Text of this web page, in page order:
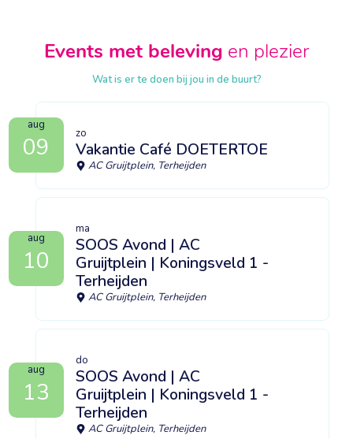
Events met beleving en plezier
Wat is er te doen bij jou in de buurt?
aug
09 zo
Vakantie Café DOETERTOE
AC Gruijtplein, Terheijden
aug
10
ma
SOOS Avond | AC
Gruijtplein | Koningsveld 1 -
Terheijden
AC Gruijtplein, Terheijden
aug
13
do
SOOS Avond | AC
Gruijtplein | Koningsveld 1 -
Terheijden
AC Gruijtplein, Terheijden